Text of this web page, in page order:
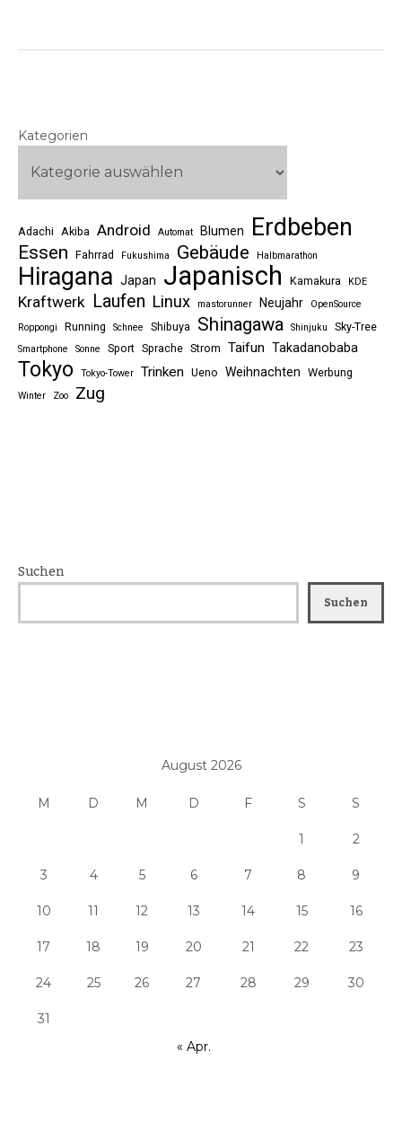
Kategorien
Adachi Akiba Android Automat Blumen Erdbeben
Essen Fahrrad Fukushima Gebäude Halbmarathon
Hiragana Japan Japanisch Kamakura KDE
Kraftwerk Laufen Linux mastorunner Neujahr
OpenSource
Roppongi
Running Schnee Shibuya Shinagawa Shinjuku Sky-Tree
Smartphone Sonne Sport Sprache Strom Taifun Takadanobaba
Tokyo Tokyo-Tower Trinken Ueno Weihnachten Werbung
Winter Zoo Zug
Suchen
Suchen
August 2026
M D M D F S S
1 2
3 4 5 6 7 8 9
10 11 12 13 14 15 16
17 18 19 20 21 22 23
24 25 26 27 28 29 30
31
« Apr.